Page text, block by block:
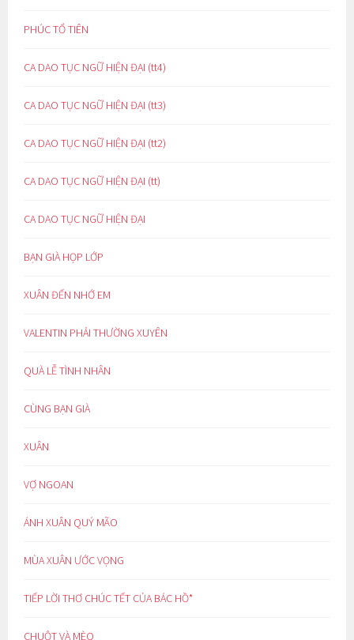
PHÚC TỔ TIÊN
CA DAO TỤC NGỮ HIỆN ĐẠI (tt4)
CA DAO TỤC NGỮ HIỆN ĐẠI (tt3)
CA DAO TỤC NGỮ HIỆN ĐẠI (tt2)
CA DAO TỤC NGỮ HIỆN ĐẠI (tt)
CA DAO TỤC NGỮ HIỆN ĐẠI
BẠN GIÀ HỌP LỚP
XUÂN ĐẾN NHỚ EM
VALENTIN PHẢI THƯỜNG XUYÊN
QUÀ LỄ TÌNH NHÂN
CÙNG BẠN GIÀ
XUÂN
VỢ NGOAN
ÁNH XUÂN QUÝ MÃO
MÙA XUÂN ƯỚC VỌNG
TIẾP LỜI THƠ CHÚC TẾT CỦA BÁC HỒ*
CHUỘT VÀ MÈO